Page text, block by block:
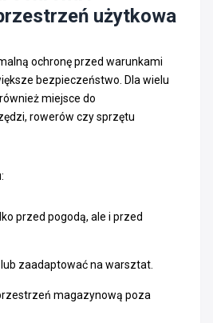
użytkowa
ochronę przed warunkami
bezpieczeństwo. Dla wielu
miejsce do
rowerów czy sprzętu
przed pogodą, ale i przed
zaadaptować na warsztat.
magazynową poza